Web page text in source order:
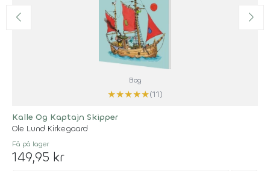
Bog
★★★★★(11)
Kalle Og Kaptajn Skipper
Ole Lund Kirkegaard
Få på lager
149,95 kr